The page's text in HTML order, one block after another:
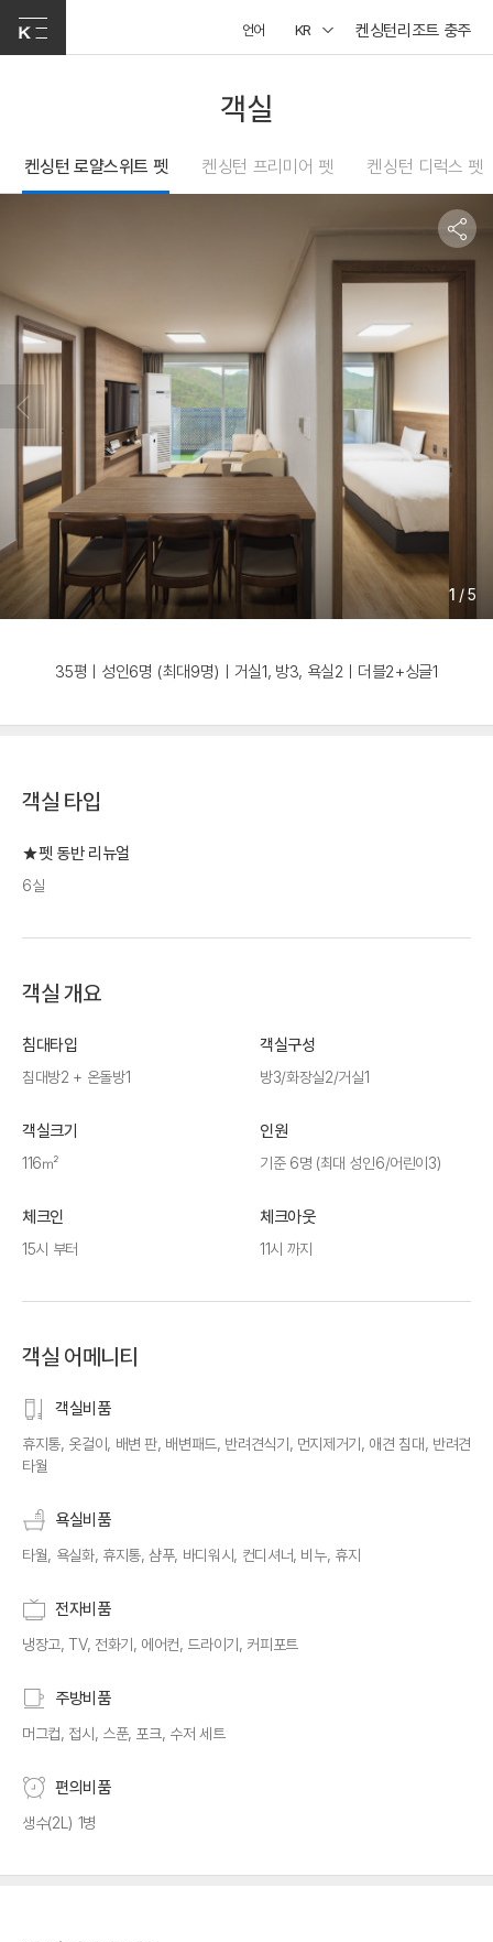
언어 KR 켄싱턴리조트 충주
객실
켄싱턴 로얄스위트 펫 켄싱턴 프리미어 펫 켄싱턴 디럭스 펫
1 /5
35평ㅣ성인6명 (최대9명)ㅣ거실1, 방3, 욕실2ㅣ더블2+싱글1
객실 타입
★펫 동반 리뉴얼
6실
객실 개요
침대타입
침대방2 + 온돌방1
객실구성
방3/화장실2/거실1
객실크기
116㎡
인원
기준 6명 (최대 성인6/어린이3)
체크인
15시 부터
체크아웃
11시 까지
객실 어메니티
객실비품
휴지통, 옷걸이, 배변 판, 배변패드, 반려견식기, 먼지제거기, 애견 침대, 반려견
타월
욕실비품
타월, 욕실화, 휴지통, 샴푸, 바디워시, 컨디셔너, 비누, 휴지
전자비품
냉장고, TV, 전화기, 에어컨, 드라이기, 커피포트
주방비품
머그컵, 접시, 스푼, 포크, 수저 세트
편의비품
생수(2L) 1병